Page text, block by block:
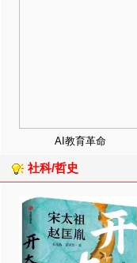
AI教育革命
社科/哲史